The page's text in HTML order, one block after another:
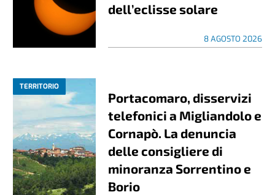
dell’eclisse solare
8 AGOSTO 2026
TERRITORIO
Portacomaro, disservizi
telefonici a Migliandolo e
Cornapò. La denuncia
delle consigliere di
minoranza Sorrentino e
Borio